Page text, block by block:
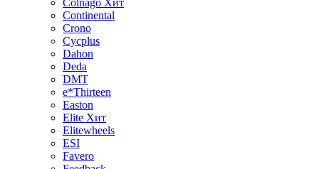
Colnago Хит
Continental
Crono
Cycplus
Dahon
Deda
DMT
e*Thirteen
Easton
Elite Хит
Elitewheels
ESI
Favero